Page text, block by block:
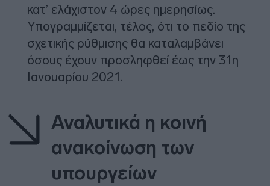
κατ’ ελάχιστον 4 ώρες ημερησίως.
Υπογραμμίζεται, τέλος, ότι το πεδίο της
σχετικής ρύθμισης θα καταλαμβάνει
όσους έχουν προσληφθεί έως την 31η
Ιανουαρίου 2021.
Αναλυτικά η κοινή
ανακοίνωση των
υπουργείων